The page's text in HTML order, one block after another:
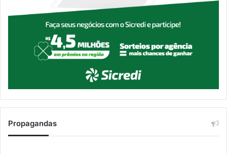
Propagandas